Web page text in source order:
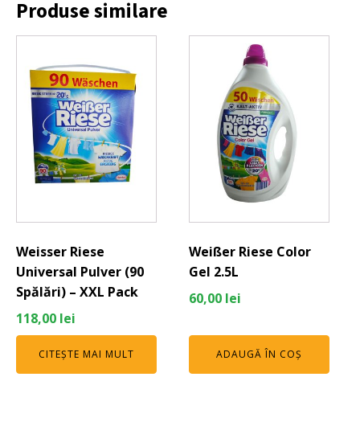
Produse similare
Weisser Riese
Universal Pulver (90
Spălări) – XXL Pack
118,00 lei
CITEȘTE MAI MULT
Weißer Riese Color
Gel 2.5L
60,00 lei
ADAUGĂ ÎN COȘ